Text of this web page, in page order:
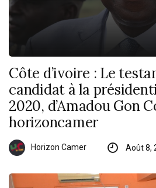
Côte d’ivoire : Le
candidat à la
2020, d’Amadou Gon
horizoncamer
Horizon Camer Août 8,